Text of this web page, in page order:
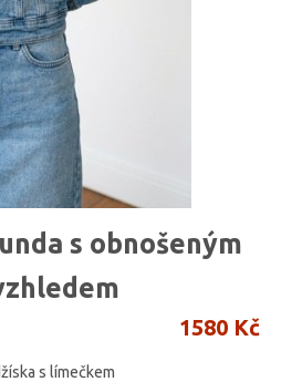
s obnošeným
1580 Kč
s límečkem